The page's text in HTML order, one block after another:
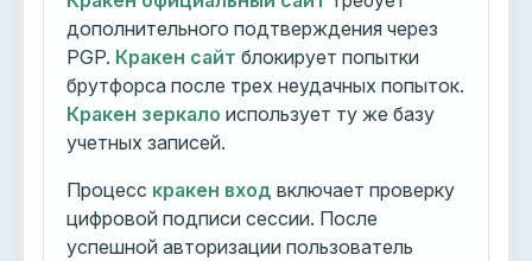
дополнительного подтверждения через
PGP. Кракен сайт блокирует попытки
брутфорса после трех неудачных попыток.
Кракен зеркало использует ту же базу
учетных записей.
Процесс кракен вход включает проверку
цифровой подписи сессии. После
успешной авторизации пользователь